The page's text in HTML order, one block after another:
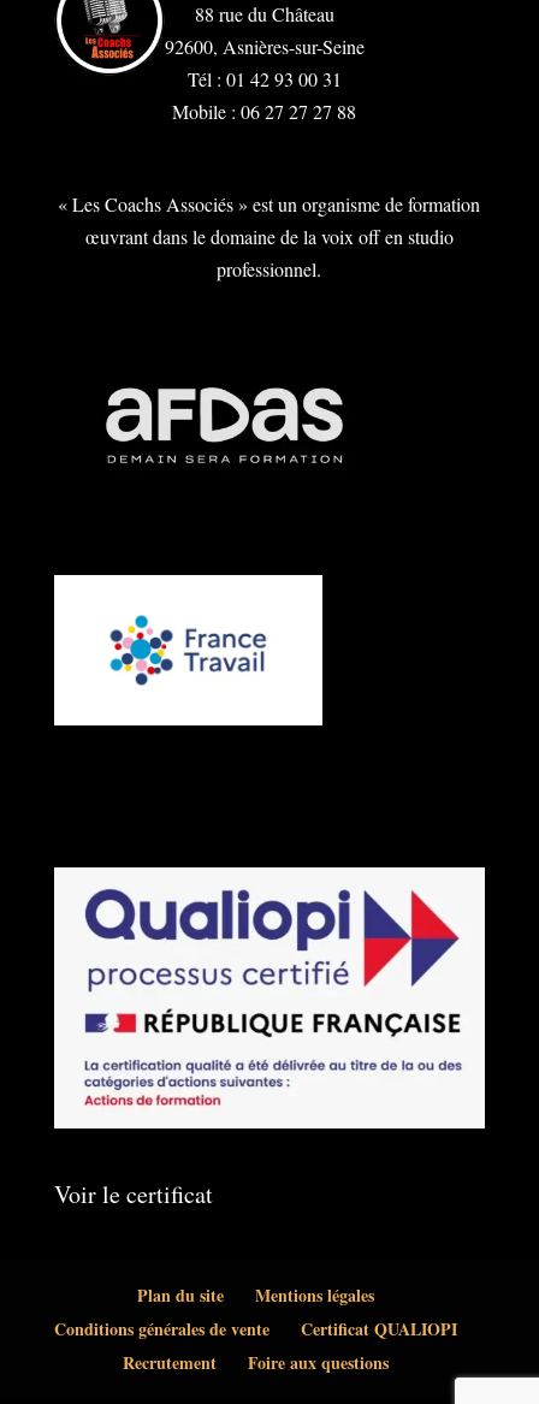
88 rue du Château
92600, Asnières-sur-Seine
Tél : 01 42 93 00 31
Mobile : 06 27 27 27 88
« Les Coachs Associés » est un organisme de formation
œuvrant dans le domaine de la voix off en studio
professionnel.
Voir le certificat
Plan du site
Mentions légales
Conditions générales de vente
Certificat QUALIOPI
Recrutement
Foire aux questions